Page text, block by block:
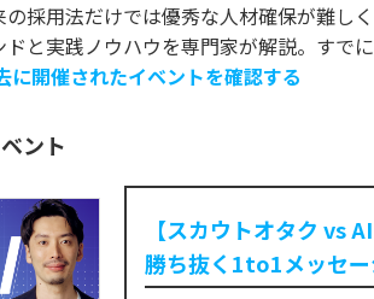
採用法だけでは優秀な人材確保が難し
と実践ノウハウを専門家が解説。すで
開催されたイベントを確認する
ント
【スカウトオタク vs
勝ち抜く1to1メッセ